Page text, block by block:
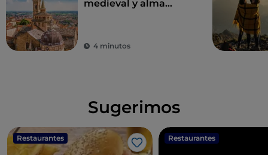
medieval y alma
4 minutos
Sugerimos
Restaurantes
Me gusta
Restaurantes